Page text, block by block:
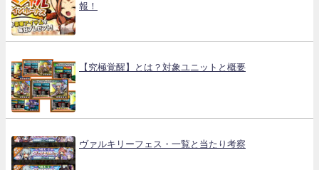
報！
【究極覚醒】とは？対象ユニットと概要
ヴァルキリーフェス・一覧と当たり考察